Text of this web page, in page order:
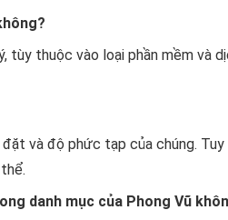
tùy thuộc vào loại phần mềm và
và độ phức tạp của chúng. Tuy
danh mục của Phong Vũ